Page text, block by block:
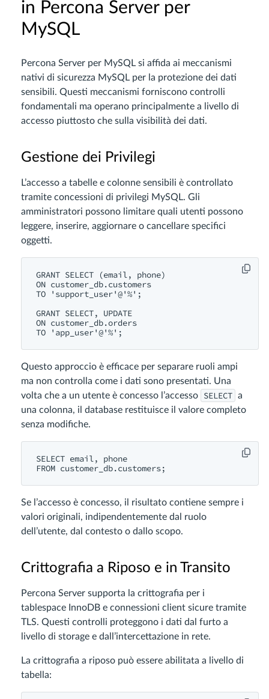
in Percona Server per
MySQL
Percona Server per MySQL si affida ai meccanismi
nativi di sicurezza MySQL per la protezione dei dati
sensibili. Questi meccanismi forniscono controlli
fondamentali ma operano principalmente a livello di
accesso piuttosto che sulla visibilità dei dati.
Gestione dei Privilegi
L’accesso a tabelle e colonne sensibili è controllato
tramite concessioni di privilegi MySQL. Gli
amministratori possono limitare quali utenti possono
leggere, inserire, aggiornare o cancellare specifici
oggetti.
GRANT SELECT (email, phone)
ON customer_db.customers
TO 'support_user'@'%';
GRANT SELECT, UPDATE
ON customer_db.orders
Questo approccio è efficace per separare ruoli ampi
ma non controlla come i dati sono presentati. Una
volta che a un utente è concesso l’accesso
SELECT a
una colonna, il database restituisce il valore completo
senza modifiche.
SELECT email, phone
Se l’accesso è concesso, il risultato contiene sempre i
valori originali, indipendentemente dal ruolo
dell’utente, dal contesto o dallo scopo.
Crittografia a Riposo e in Transito
Percona Server supporta la crittografia per i
tablespace InnoDB e connessioni client sicure tramite
TLS. Questi controlli proteggono i dati dal furto a
livello di storage e dall’intercettazione in rete.
La crittografia a riposo può essere abilitata a livello di
tabella: